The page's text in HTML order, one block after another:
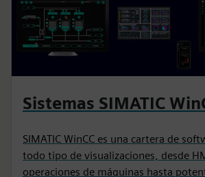
Sistemas SIMATIC
SIMATIC WinCC es una cartera de
todo tipo de visualizaciones, desde
operaciones de máquinas hasta